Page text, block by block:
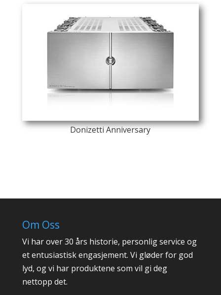
Donizetti Anniversary
Om Oss
Vi har over 30 års historie, personlig service og
et entusiastisk engasjement. Vi gløder for god
lyd, og vi har produktene som vil gi deg
nettopp det.